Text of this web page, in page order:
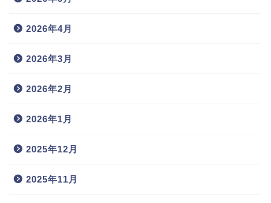
2026年4月
2026年3月
2026年2月
2026年1月
2025年12月
2025年11月